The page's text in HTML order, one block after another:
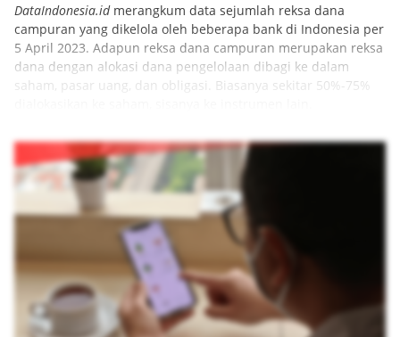
DataIndonesia.idmerangkum data sejumlah reksa dana
campuran yang dikelola oleh beberapa bank di Indonesia per
5 April 2023. Adapun reksa dana campuran merupakan reksa
dana dengan alokasi dana pengelolaan dibagi ke dalam
saham, pasar uang, dan obligasi. Biasanya sekitar 50%-75%